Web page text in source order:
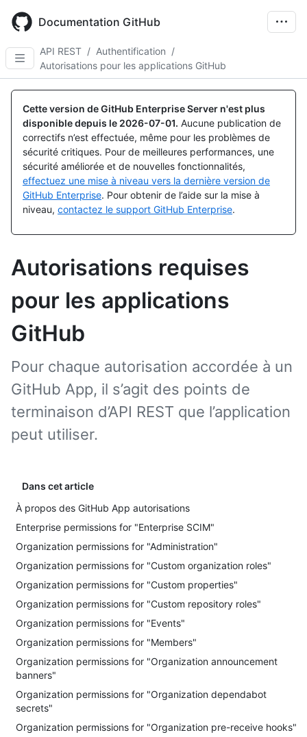
main
content
Documentation GitHub
API REST / Authentification /
Autorisations pour les applications GitHub
Cette version de GitHub Enterprise Server n'est plus
disponible depuis le 2026-07-01. Aucune publication de
correctifs n’est effectuée, même pour les problèmes de
sécurité critiques. Pour de meilleures performances, une
sécurité améliorée et de nouvelles fonctionnalités,
effectuez une mise à niveau vers la dernière version de
GitHub Enterprise. Pour obtenir de l’aide sur la mise à
niveau, contactez le support GitHub Enterprise.
Autorisations requises
pour les applications
GitHub
Pour chaque autorisation accordée à un
GitHub App, il s’agit des points de
terminaison d’API REST que l’application
peut utiliser.
Dans cet article
À propos des GitHub App autorisations
Enterprise permissions for "Enterprise SCIM"
Organization permissions for "Administration"
Organization permissions for "Custom organization roles"
Organization permissions for "Custom properties"
Organization permissions for "Custom repository roles"
Organization permissions for "Events"
Organization permissions for "Members"
Organization permissions for "Organization announcement
banners"
Organization permissions for "Organization dependabot
secrets"
Organization permissions for "Organization pre-receive hooks"